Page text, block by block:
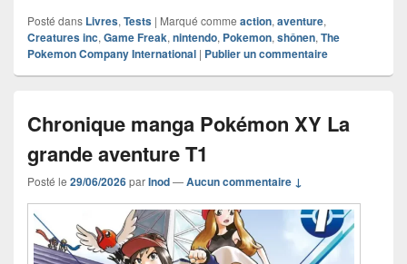
Posté dans Livres,Tests | Marqué comme action,aventure,
Creatures inc,Game Freak,nintendo, Pokemon,shônen,The
Pokemon Company International | Publier un commentaire
Chronique manga Pokémon XY La
grande aventure T1
Posté le 29/06/2026parInod—Aucun commentaire ↓